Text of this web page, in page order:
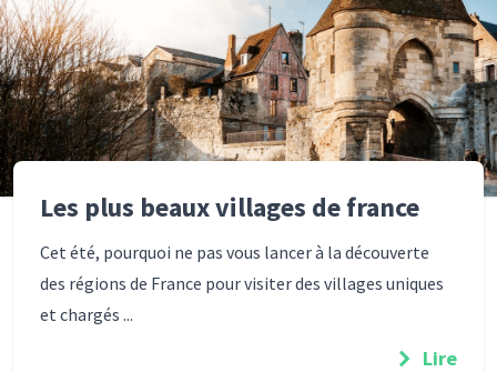
Les plus beaux villages de france
Cet été, pourquoi ne pas vous lancer à la découverte
des régions de France pour visiter des villages uniques
et chargés ...
Lire